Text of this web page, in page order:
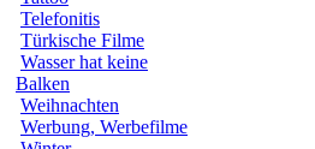
Telefonitis
Türkische Filme
Wasser hat keine
Balken
Weihnachten
Werbung, Werbefilme